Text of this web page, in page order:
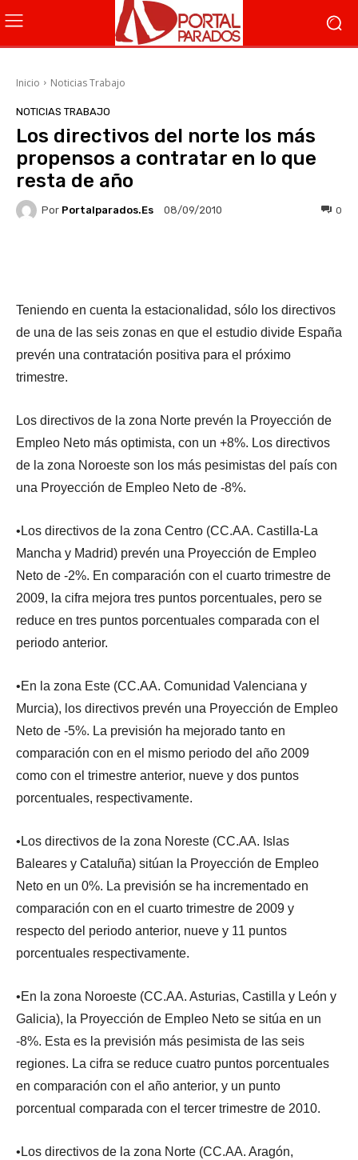
Inicio Noticias Trabajo
NOTICIAS TRABAJO
Los directivos del norte los más
propensos a contratar en lo que
resta de año
Por Portalparados.es 08/09/2010 0
Teniendo en cuenta la estacionalidad, sólo los directivos
de una de las seis zonas en que el estudio divide España
prevén una contratación positiva para el próximo
trimestre.
Los directivos de la zona Norte prevén la Proyección de
Empleo Neto más optimista, con un +8%. Los directivos
de la zona Noroeste son los más pesimistas del país con
una Proyección de Empleo Neto de -8%.
•Los directivos de la zona Centro (CC.AA. Castilla-La
Mancha y Madrid) prevén una Proyección de Empleo
Neto de -2%. En comparación con el cuarto trimestre de
2009, la cifra mejora tres puntos porcentuales, pero se
reduce en tres puntos porcentuales comparada con el
periodo anterior.
•En la zona Este (CC.AA. Comunidad Valenciana y
Murcia), los directivos prevén una Proyección de Empleo
Neto de -5%. La previsión ha mejorado tanto en
comparación con en el mismo periodo del año 2009
como con el trimestre anterior, nueve y dos puntos
porcentuales, respectivamente.
•Los directivos de la zona Noreste (CC.AA. Islas
Baleares y Cataluña) sitúan la Proyección de Empleo
Neto en un 0%. La previsión se ha incrementado en
comparación con en el cuarto trimestre de 2009 y
respecto del periodo anterior, nueve y 11 puntos
porcentuales respectivamente.
•En la zona Noroeste (CC.AA. Asturias, Castilla y León y
Galicia), la Proyección de Empleo Neto se sitúa en un
-8%. Esta es la previsión más pesimista de las seis
regiones. La cifra se reduce cuatro puntos porcentuales
en comparación con el año anterior, y un punto
porcentual comparada con el tercer trimestre de 2010.
•Los directivos de la zona Norte (CC.AA. Aragón,